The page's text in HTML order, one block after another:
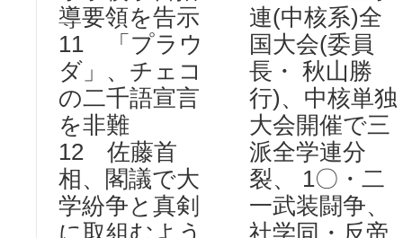
導要領を告示
11 「プラウ
ダ」、チェコ
の二千語宣言
を非難
12 佐藤首
相、閣議で大
学紛争と真剣
に取組むよう
連(中核系)全
国大会(委員
長・ 秋山勝
行)、中核単独
大会開催で三
派全学連分
裂、 1〇・二
一武装闘争、
社学同・反帝